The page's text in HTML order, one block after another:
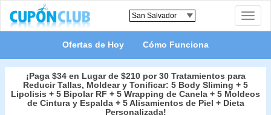
Toggle
Ofertas de Hoy Cómo Funciona
¡Paga $34 en Lugar de $210 por 30 Tratamientos para
Reducir Tallas, Moldear y Tonificar: 5 Body Sliming + 5
Lipolisis + 5 Bipolar RF + 5 Wrapping de Canela + 5 Moldeos
de Cintura y Espalda + 5 Alisamientos de Piel + Dieta
Personalizada!